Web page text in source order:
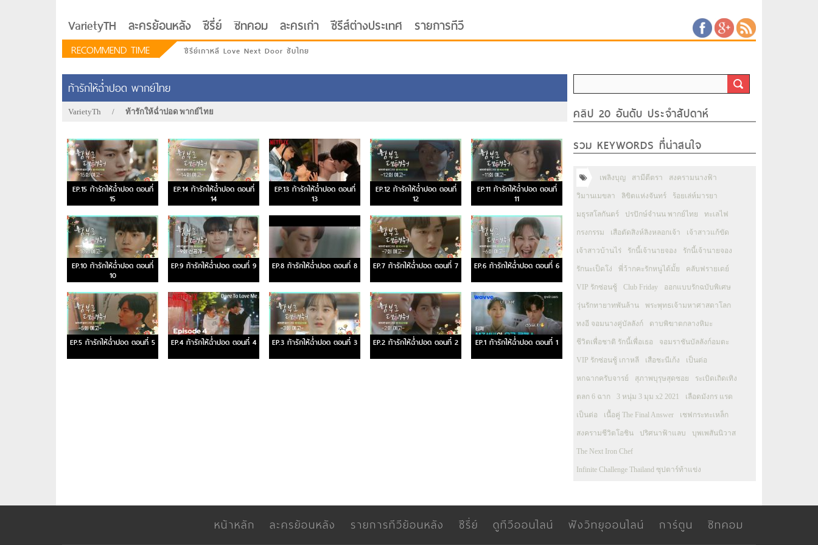
VarietyTH ละครย้อนหลัง ซีรี่ย์ ซิทคอม ละครเก่า ซีรีส์ต่างประเทศ รายการทีวี
RECOMMEND TIME ซีรีย์เกาหลี Love Next Door ซับไทย
รักอยู่ประตูถัดไป
ท้ารักให้ฉ่ำปอด พากย์ไทย
VarietyTh / ท้ารักให้ฉ่ำปอด พากย์ไทย
EP.15 ท้ารักให้ฉ่ำปอด ตอนที่
15
EP.14 ท้ารักให้ฉ่ำปอด ตอนที่
14
EP.13 ท้ารักให้ฉ่ำปอด ตอนที่
13
EP.12 ท้ารักให้ฉ่ำปอด ตอนที่
12
EP.11 ท้ารักให้ฉ่ำปอด ตอนที่
11
EP.10 ท้ารักให้ฉ่ำปอด ตอนที่
10
EP.9 ท้ารักให้ฉ่ำปอด ตอนที่ 9 EP.8 ท้ารักให้ฉ่ำปอด ตอนที่ 8 EP.7 ท้ารักให้ฉ่ำปอด ตอนที่ 7 EP.6 ท้ารักให้ฉ่ำปอด ตอนที่ 6
EP.5 ท้ารักให้ฉ่ำปอด ตอนที่ 5 EP.4 ท้ารักให้ฉ่ำปอด ตอนที่ 4 EP.3 ท้ารักให้ฉ่ำปอด ตอนที่ 3 EP.2 ท้ารักให้ฉ่ำปอด ตอนที่ 2 EP.1 ท้ารักให้ฉ่ำปอด ตอนที่ 1
คลิป 20 อันดับ ประจำสัปดาห์
รวม KEYWORDS ที่น่าสนใจ
เพลิงบุญ สามีตีตรา สงครามนางฟ้า
วิมานเมขลา ลิขิตแห่งจันทร์ ร้อยเล่ห์มารยา
มธุรสโลกันตร์ ปรปักษ์จำนน พากย์ไทย ทะเลไฟ
กรงกรรม เสือตัดสิงห์ลิงหลอกเจ้า เจ้าสาวแก้ขัด
เจ้าสาวบ้านไร่ รักนี้เจ้านายจอง รักนี้เจ้านายจอง
รักนะเป็ดโง่ พี่ว้ากคะรักหนูได้มั้ย คลับฟรายเดย์
VIP รักซ่อนชู้ Club Friday ออกแบบรักฉบับพิเศษ
วุ่นรักทายาทพันล้าน พระพุทธเจ้ามหาศาสดาโลก
ทงอี จอมนางคู่บัลลังก์ ดาบพิฆาตกลางหิมะ
ชีวิตเพื่อชาติ รักนี้เพื่อเธอ จอมราชันบัลลังก์อมตะ
VIP รักซ่อนชู้ เกาหลี เสือชะนีเก้ง เป็นต่อ
หกฉากครับจารย์ สุภาพบุรุษสุดซอย ระเบิดเถิดเทิง
ตลก 6 ฉาก 3 หนุ่ม 3 มุม x2 2021 เลือดมังกร แรด
เป็นต่อ เนื้อคู่ The Final Answer เชฟกระทะเหล็ก
สงครามชีวิตโอชิน ปริศนาฟ้าแลบ บุพเพสันนิวาส
The Next Iron Chef
Infinite Challenge Thailand ซุปตาร์ท้าแข่ง
หน้าหลัก ละครย้อนหลัง รายการทีวีย้อนหลัง ซีรี่ย์ ดูทีวีออนไลน์ ฟังวิทยุออนไลน์ การ์ตูน ซิทคอม